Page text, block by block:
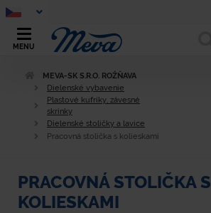
MENU
MEVA-SK S.R.O. ROŽŇAVA
Dielenské vybavenie
Plastové kufríky, závesné
skrinky
Dielenské stoličky a lavice
Pracovná stolička s kolieskami
PRACOVNÁ STOLIČKA S
KOLIESKAMI